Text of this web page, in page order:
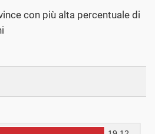
con più alta percentuale di